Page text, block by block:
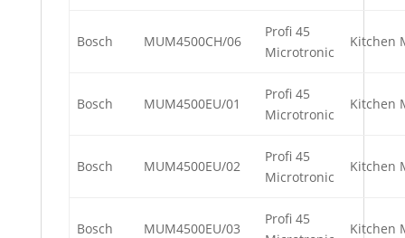
Bosch MUM4500CH/06
Profi 45
Microtronic
Kitchen
Bosch MUM4500EU/01
Profi 45
Microtronic
Kitchen
Bosch MUM4500EU/02
Profi 45
Microtronic
Kitchen
Bosch MUM4500EU/03
Profi 45
Kitchen